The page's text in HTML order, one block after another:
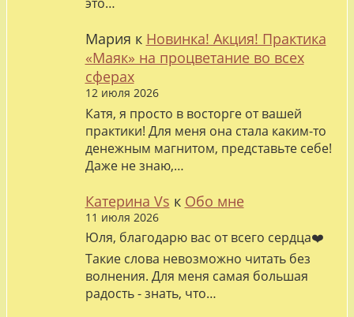
Мария к Новинка! Акция! Практика
«Маяк» на процветание во всех
сферах
12 июля 2026
Катя, я просто в восторге от вашей
практики! Для меня она стала каким-то
денежным магнитом, представьте себе!
Даже не знаю,…
Катерина Vs к Обо мне
11 июля 2026
Юля, благодарю вас от всего сердца❤️
Такие слова невозможно читать без
волнения. Для меня самая большая
радость - знать, что…